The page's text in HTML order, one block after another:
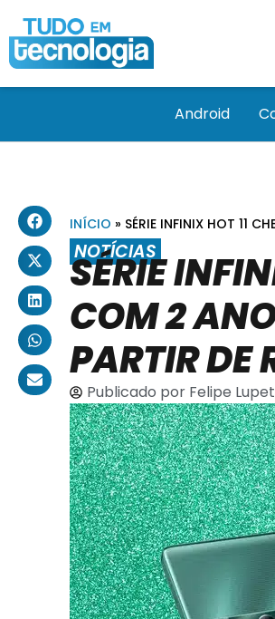
Android
INÍCIO » SÉRIE INFINIX HOT 11
NOTÍCIAS
SÉRIE
COM 2
PARTIR DE
Publicado porFelipe